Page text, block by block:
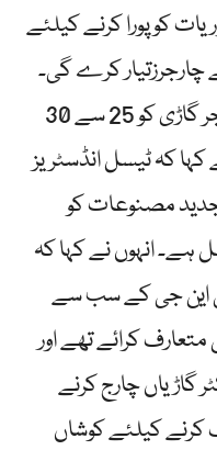
کو پورا کرنے کیلئے
کلو واٹ کے چارجرزتیار کرے گی۔
انہوں نے کہا کہ 120کلو واٹ چارجر گاڑی کو 25 سے 30
کہ ٹیسل انڈسٹریز
جدید مصنوعات کو
ہے۔ انہوں نے کہا کہ
این جی کے سب سے
کرائے تھے اور
چارج کرنے
کیلئے کوشاں